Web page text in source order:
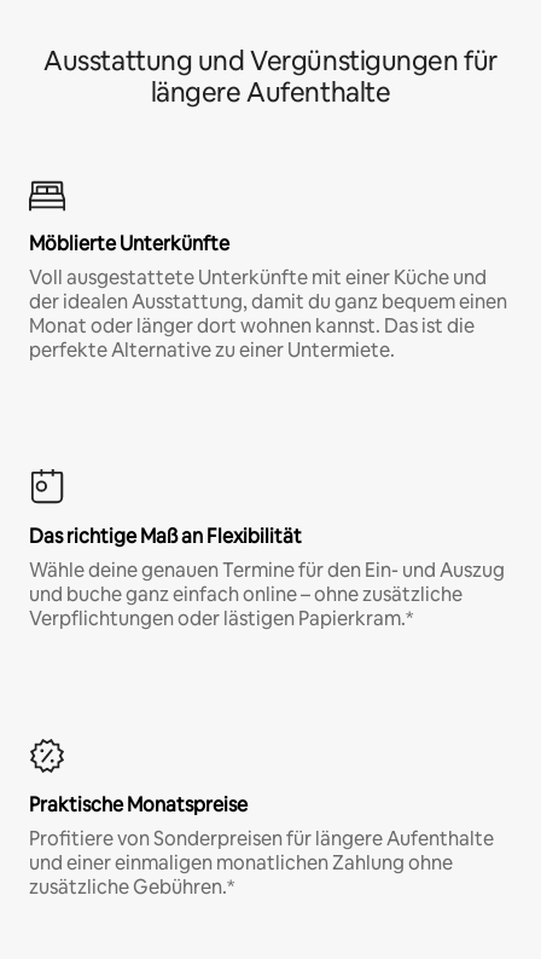
Ausstattung und Vergünstigungen für
längere Aufenthalte
Möblierte Unterkünfte
Voll ausgestattete Unterkünfte mit einer Küche und
der idealen Ausstattung, damit du ganz bequem einen
Monat oder länger dort wohnen kannst. Das ist die
perfekte Alternative zu einer Untermiete.
Das richtige Maß an Flexibilität
Wähle deine genauen Termine für den Ein- und Auszug
und buche ganz einfach online – ohne zusätzliche
Verpflichtungen oder lästigen Papierkram.*
Praktische Monatspreise
Profitiere von Sonderpreisen für längere Aufenthalte
und einer einmaligen monatlichen Zahlung ohne
zusätzliche Gebühren.*